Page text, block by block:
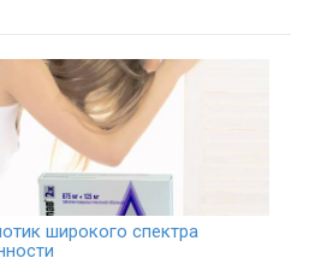
широкого спектра